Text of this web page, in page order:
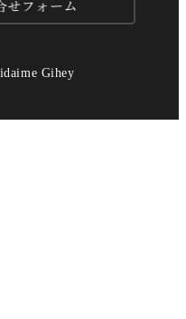
Gihey